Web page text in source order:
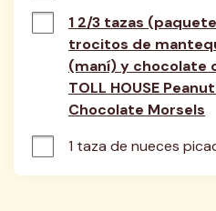
1 2/3 tazas
trocitos de
(maní) y chocolate
TOLL HOUSE
Chocolate Morsels
1 taza de nueces